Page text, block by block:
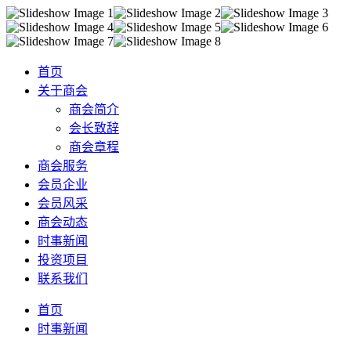
首页
关于商会
商会简介
会长致辞
商会章程
商会服务
会员企业
会员风采
商会动态
时事新闻
投资项目
联系我们
首页
时事新闻